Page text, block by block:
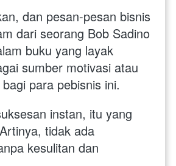
dan pesan-pesan bisnis
dari seorang Bob Sadino
buku yang layak
sumber motivasi atau
para pebisnis ini.
instan, itu yang
tidak ada
kesulitan dan